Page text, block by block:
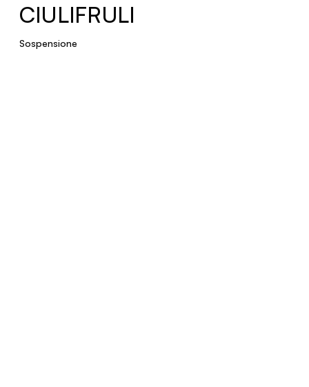
CIULIFRULI
Sospensione